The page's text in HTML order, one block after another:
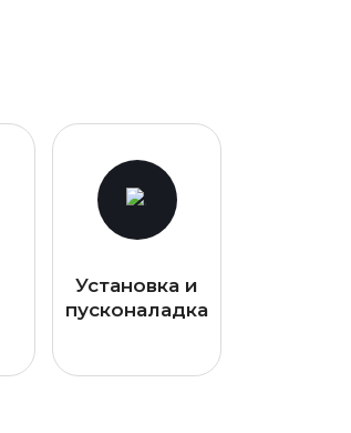
Установка и
пусконаладка